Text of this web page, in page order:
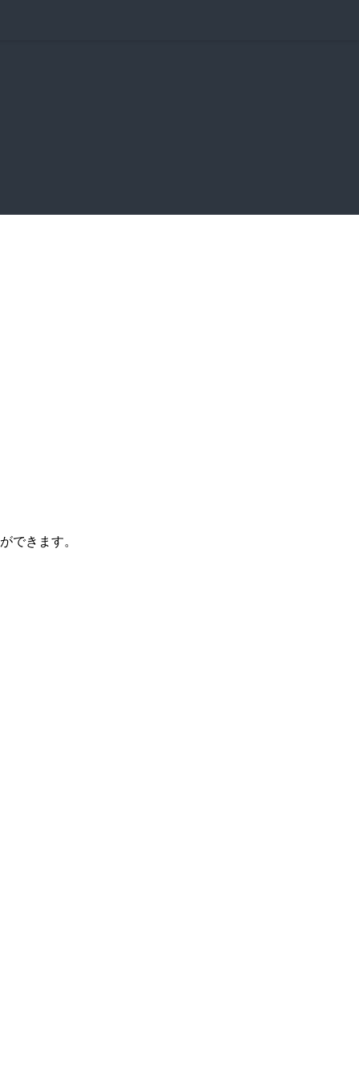
できます。